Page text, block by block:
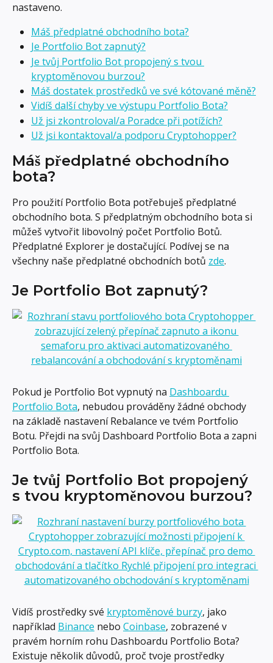
nastaveno.
Máš předplatné obchodního bota?
Je Portfolio Bot zapnutý?
Je tvůj Portfolio Bot propojený s tvou
kryptoměnovou burzou?
Máš dostatek prostředků ve své kótované měně?
Vidíš další chyby ve výstupu Portfolio Bota?
Už jsi zkontroloval/a Poradce při potížích?
Už jsi kontaktoval/a podporu Cryptohopper?
Máš předplatné obchodního
bota?
Pro použití Portfolio Bota potřebuješ předplatné
obchodního bota. S předplatným obchodního bota si
můžeš vytvořit libovolný počet Portfolio Botů.
Předplatné Explorer je dostačující. Podívej se na
všechny naše předplatné obchodních botů zde.
Je Portfolio Bot zapnutý?
Pokud je Portfolio Bot vypnutý na Dashboardu
Portfolio Bota, nebudou prováděny žádné obchody
na základě nastavení Rebalance ve tvém Portfolio
Botu. Přejdi na svůj Dashboard Portfolio Bota a zapni
Portfolio Bota.
Je tvůj Portfolio Bot propojený
s tvou kryptoměnovou burzou?
Vidíš prostředky své kryptoměnové burzy, jako
například Binance nebo Coinbase, zobrazené v
pravém horním rohu Dashboardu Portfolio Bota?
Existuje několik důvodů, proč tvoje prostředky